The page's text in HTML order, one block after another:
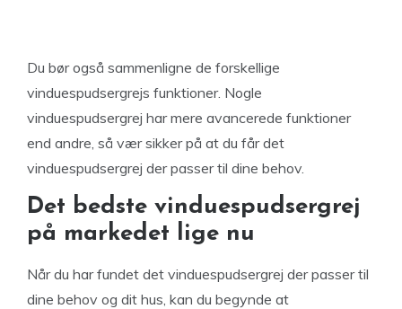
Du bør også sammenligne de forskellige
vinduespudsergrejs funktioner. Nogle
vinduespudsergrej har mere avancerede funktioner
end andre, så vær sikker på at du får det
vinduespudsergrej der passer til dine behov.
Det bedste vinduespudsergrej
på markedet lige nu
Når du har fundet det vinduespudsergrej der passer til
dine behov og dit hus, kan du begynde at